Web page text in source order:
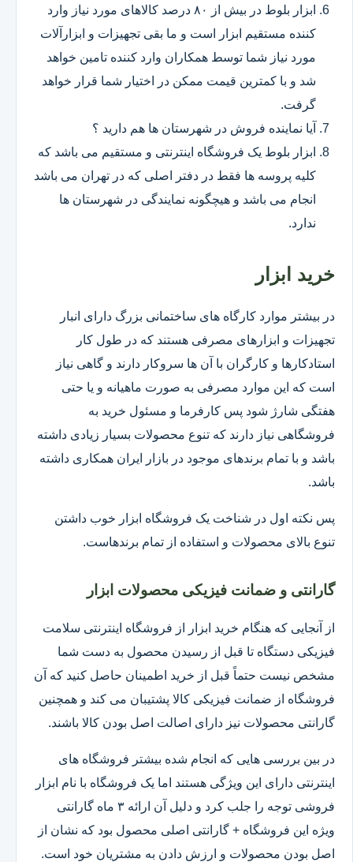
ابزار بلوط در بیش از ۸۰ درصد کالاهای مورد نیاز وارد
کننده مستقیم ابزار است و ما بقی تجهیزات و ابزارآلات
مورد نیاز شما توسط همکاران وارد کننده تامین خواهد
شد و با کمترین قیمت ممکن در اختیار شما قرار خواهد
گرفت.
آیا نماینده فروش در شهرستان ها هم دارید ؟
ابزار بلوط یک فروشگاه اینترنتی و مستقیم می باشد که
کلیه پروسه ها فقط در دفتر اصلی که در تهران می باشد
انجام می باشد و هیچگونه نمایندگی در شهرستان ها
ندارد.
خرید ابزار
در بیشتر موارد کارگاه های ساختمانی بزرگ دارای انبار
تجهیزات و ابزارهای مصرفی هستند که در طول کار
استادکارها و کارگران با آن ها سروکار دارند و گاهی نیاز
است که این موارد مصرفی به صورت ماهیانه و یا حتی
هفتگی شارژ شود پس کارفرما و مسئول خرید به
فروشگاهی نیاز دارند که تنوع محصولات بسیار زیادی داشته
باشد و با تمام برندهای موجود در بازار ایران همکاری داشته
باشد.
پس نکته اول در شناخت یک فروشگاه ابزار خوب داشتن
تنوع بالای محصولات و استفاده از تمام برندهاست.
گارانتی و ضمانت فیزیکی محصولات ابزار
از آنجایی که هنگام خرید ابزار از فروشگاه اینترنتی سلامت
فیزیکی دستگاه تا قبل از رسیدن محصول به دست شما
مشخص نیست حتماً قبل از خرید اطمینان حاصل کنید که آن
فروشگاه از ضمانت فیزیکی کالا پشتیبان می کند و همچنین
گارانتی محصولات نیز دارای اصالت اصل بودن کالا باشند.
در بین بررسی هایی که انجام شده بیشتر فروشگاه های
اینترنتی دارای این ویژگی هستند اما یک فروشگاه با نام ابزار
فروشی توجه را جلب کرد و دلیل آن ارائه ۳ ماه گارانتی
ویژه این فروشگاه + گارانتی اصلی محصول بود که نشان از
اصل بودن محصولات و ارزش دادن به مشتریان خود است.